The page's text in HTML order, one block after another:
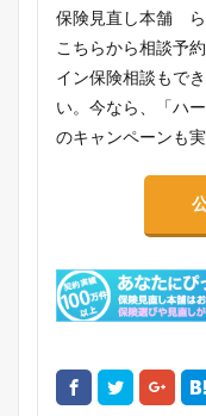
保険見直し本舗 ら
こちらから相談予
イン保険相談もで
い。今なら、「ハ
のキャンペーンも実